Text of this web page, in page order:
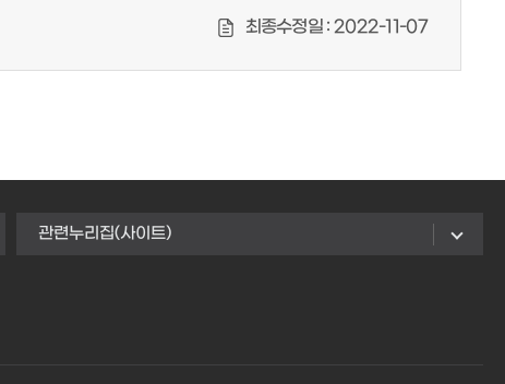
최종수정일 : 2022-11-07
관련누리집(사이트)